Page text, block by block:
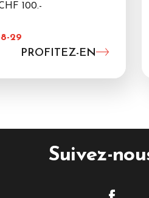
100.-
29
PROFITEZ-EN
Suivez-